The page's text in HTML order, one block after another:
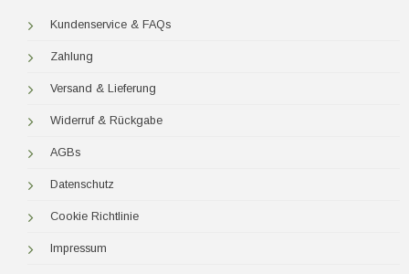
Kundenservice & FAQs
Zahlung
Versand & Lieferung
Widerruf & Rückgabe
AGBs
Datenschutz
Cookie Richtlinie
Impressum